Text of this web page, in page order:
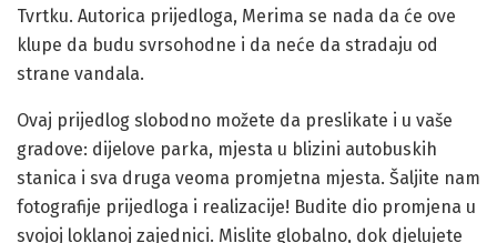
Tvrtku. Autorica prijedloga, Merima se nada da će ove
klupe da budu svrsohodne i da neće da stradaju od
strane vandala.
Ovaj prijedlog slobodno možete da preslikate i u vaše
gradove: dijelove parka, mjesta u blizini autobuskih
stanica i sva druga veoma promjetna mjesta. Šaljite nam
fotografije prijedloga i realizacije! Budite dio promjena u
svojoj loklanoj zajednici. Mislite globalno, dok djelujete